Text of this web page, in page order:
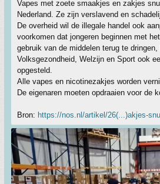
Vapes met zoete smaakjes en zakjes
Nederland. Ze zijn verslavend en
De overheid wil de illegale handel ook
voorkomen dat jongeren beginnen met
gebruik van de middelen terug te
Volksgezondheid, Welzijn en Sport ook
opgesteld.
Alle vapes en nicotinezakjes worden
De eigenaren moeten opdraaien voor de
Bron: https://nos.nl/artikel/26(...)akjes-